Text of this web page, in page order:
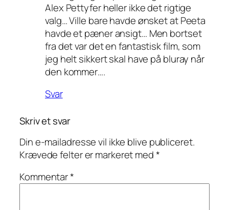
Alex Pettyfer heller ikke det rigtige
valg… Ville bare havde ønsket at Peeta
havde et pæner ansigt… Men bortset
fra det var det en fantastisk film, som
jeg helt sikkert skal have på bluray når
den kommer….
Svar
Skriv et svar
Din e-mailadresse vil ikke blive publiceret.
Krævede felter er markeret med*
Kommentar*